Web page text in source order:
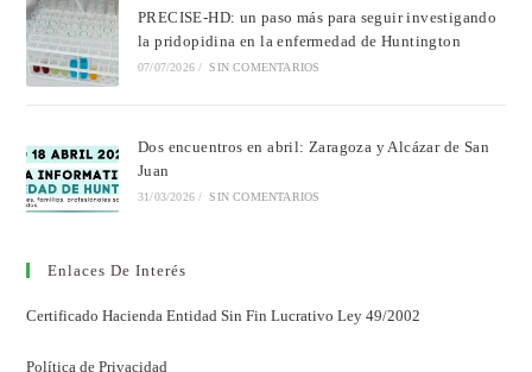
PRECISE-HD: un paso más para seguir investigando
la pridopidina en la enfermedad de Huntington
07/07/2026 / SIN COMENTARIOS
Dos encuentros en abril: Zaragoza y Alcázar de San
Juan
31/03/2026 / SIN COMENTARIOS
Enlaces De Interés
Certificado Hacienda Entidad Sin Fin Lucrativo Ley 49/2002
Política de Privacidad